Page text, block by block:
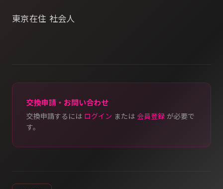
東京在住 社会人
交換申請・お問い合わせ
交換申請するには ログイン または 会員登録 が必要で
す。